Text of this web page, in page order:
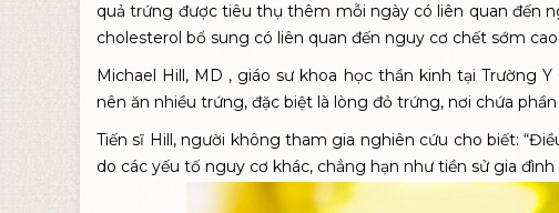
quả trứng được tiêu thụ thêm mỗi ngày có liên quan đến
cholesterol bổ sung có liên quan đến nguy cơ chết sớm cao
Michael Hill, MD , giáo sư khoa học thần kinh tại Trường
nên ăn nhiều trứng, đặc biệt là lòng đỏ trứng, nơi chứa
Tiến sĩ Hill, người không tham gia nghiên cứu cho biết:
do các yếu tố nguy cơ khác, chẳng hạn như tiền sử gia đình